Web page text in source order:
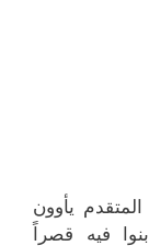
يأوون
فيه قصراً